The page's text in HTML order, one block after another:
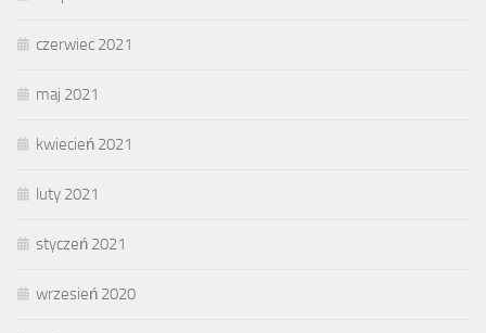
czerwiec 2021
maj 2021
kwiecień 2021
luty 2021
styczeń 2021
wrzesień 2020